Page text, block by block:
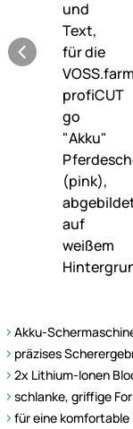
Akku-
präzises
2x Lithium-Ionen
schlanke, griffige
für eine